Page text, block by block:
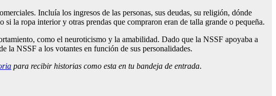
Incluía los ingresos de las personas, sus deudas, su religión, dónde
la ropa interior y otras prendas que compraron eran de talla grande o pequeña.
como el neuroticismo y la amabilidad. Dado que la NSSF apoyaba a
la NSSF a los votantes en función de sus personalidades.
para recibir historias como esta en tu bandeja de entrada.